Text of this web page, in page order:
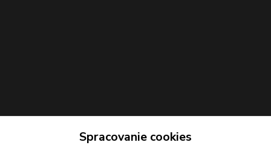
Spracovanie cookies